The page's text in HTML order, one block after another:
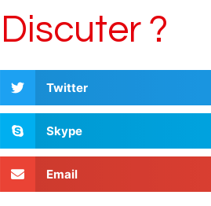
Discuter ?
Twitter
Skype
Email